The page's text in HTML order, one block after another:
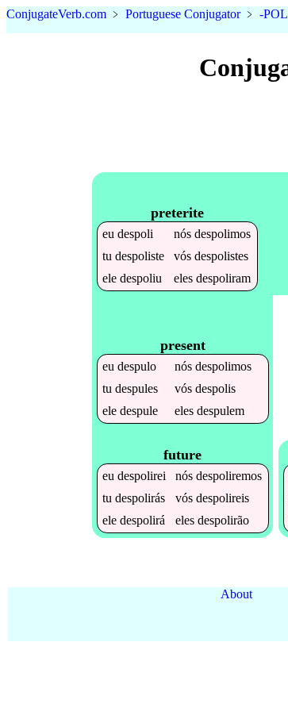
ConjugateVerb.com ﹥ Portuguese Conjugator﹥ -
preterite
eudespoli nósdespolimos
tudespoliste vósdespolistes
eledespoliu elesdespoliram
present
eudespulo nósdespolimos
tudespules vósdespolis
eledespule elesdespulem
future
eudespolirei nósdespoliremos
tudespolirás vósdespolireis
eledespolirá elesdespolirão
About